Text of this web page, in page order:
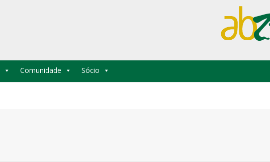
Comunidade Sócio